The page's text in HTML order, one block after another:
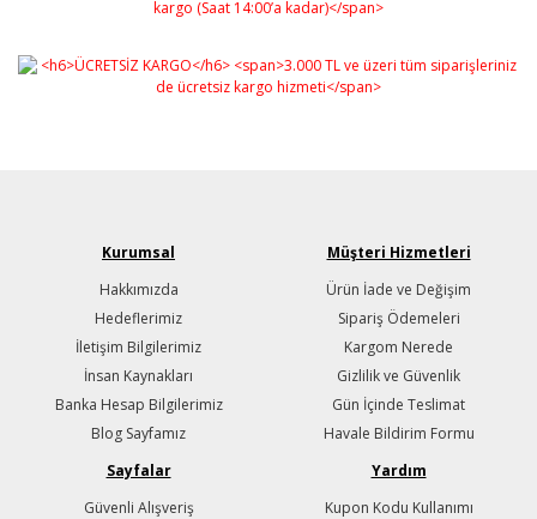
Kurumsal
Hakkımızda
Hedeflerimiz
İletişim Bilgilerimiz
İnsan Kaynakları
Banka Hesap Bilgilerimiz
Blog Sayfamız
Müşteri Hizmetleri
Ürün İade ve Değişim
Sipariş Ödemeleri
Kargom Nerede
Gizlilik ve Güvenlik
Gün İçinde Teslimat
Havale Bildirim Formu
Sayfalar
Güvenli Alışveriş
Yardım
Kupon Kodu Kullanımı